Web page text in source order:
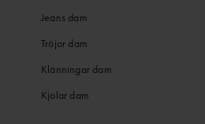
Jeans dam
Tröjor dam
Klänningar dam
Kjolar dam